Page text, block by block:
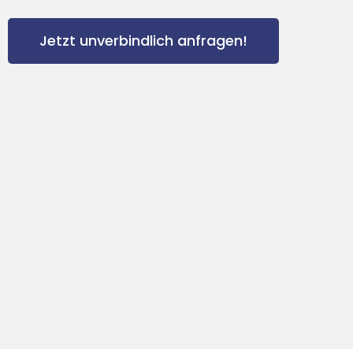
Jetzt unverbindlich anfragen!